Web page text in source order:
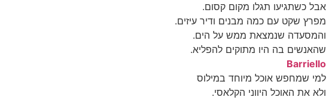
אבל כשתגיעו תגלו מקום קסום.
מפרץ שקט עם כמה מבנים ודיר עיזים.
והמסעדה שנמצאת ממש על הים.
שהאנשים בה היו מתוקים להפליא.
Barriello
למי שמחפש אוכל מיוחד במילוס
ולא את האוכל היווני הקלאסי.